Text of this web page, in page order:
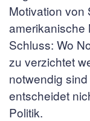
Motivation von
amerikanische
Schluss: Wo
zu verzichtet
notwendig
entscheidet
Politik.